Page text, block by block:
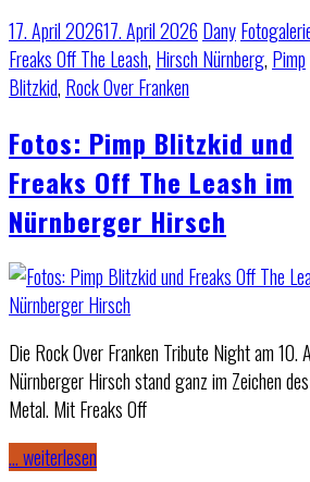
17. April 202617. April 2026 Dany
Freaks Off The Leash, Hirsch Nürnberg, Pimp
Blitzkid, Rock Over Franken
Fotos: Pimp Blitzkid und
Freaks Off The Leash im
Nürnberger Hirsch
Die Rock Over Franken Tribute Night am 10.
Nürnberger Hirsch stand ganz im Zeichen
Metal. Mit Freaks Off
… weiterlesen